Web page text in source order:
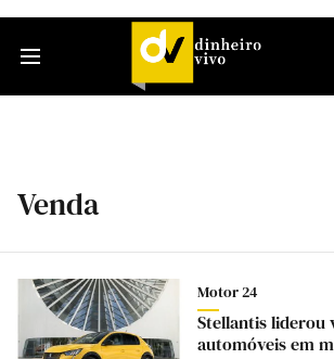
Venda
Motor 24
Stellantis liderou
automóveis em